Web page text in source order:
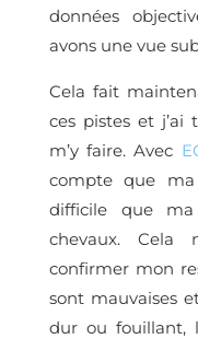
données
avons une vue
Cela fait
ces pistes et
m’y faire. Avec
compte que
difficile que
chevaux. Cela
confirmer mon
sont mauvaises
dur ou fouillant,